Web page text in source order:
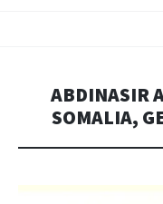
ABDINASIR
SOMALIA,